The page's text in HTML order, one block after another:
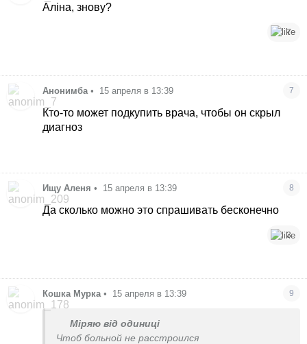
Аліна, знову?
7
Анонимба • 15 апреля в 13:39 7
Кто-то может подкупить врача, чтобы он скрыл
диагноз
Ищу Аленя • 15 апреля в 13:39 8
Да сколько можно это спрашивать бесконечно
3
Кошка Мурка • 15 апреля в 13:39 9
Міряю від одиниці
Чтоб больной не расстроился